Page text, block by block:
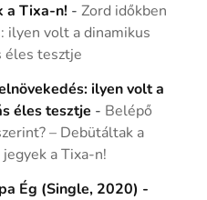
a Tixa-n! -Zord időkben
ilyen volt a dinamikus
éles tesztje
ilyen volt a
éles tesztje - Belépő
– Debütáltak a
a Tixa-n!
Ég (Single, 2020) -